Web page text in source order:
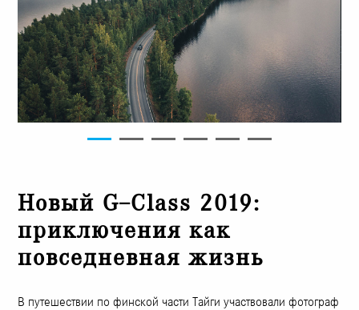
Новый G–Class 2019:
приключения как
повседневная жизнь
В путешествии по финской части Тайги участвовали фотограф